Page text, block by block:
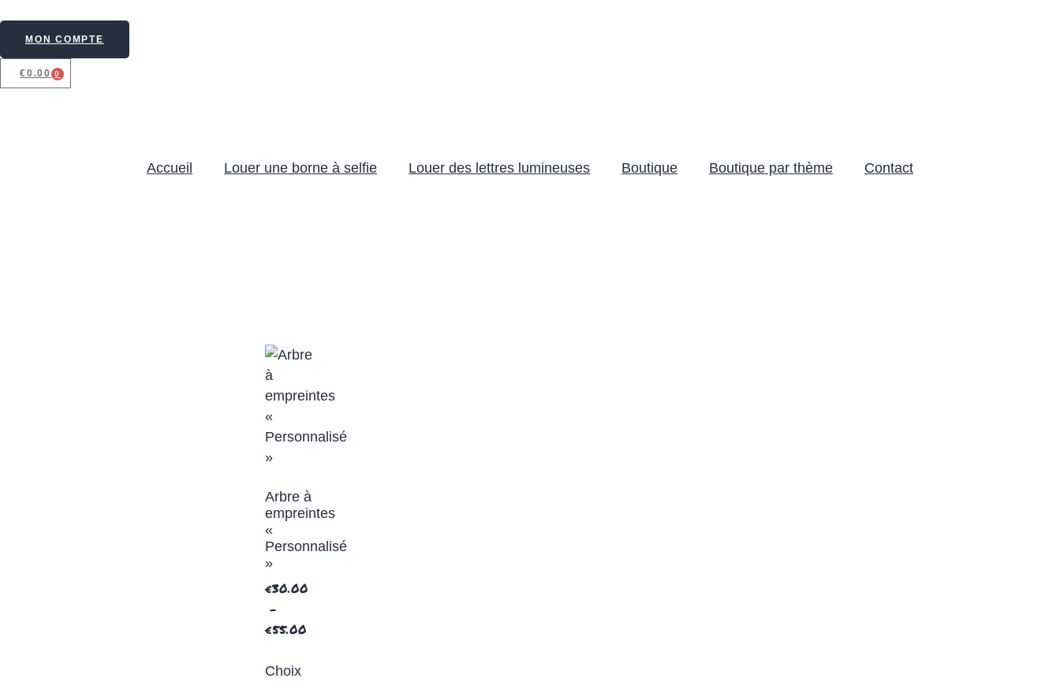
MON COMPTE
€0.00 0
Accueil Louer une borne à selfie Louer des lettres lumineuses Boutique Boutique par thème Contact
Arbre à
empreintes
«
Personnalisé
»
€30.00
–
€55.00
Choix